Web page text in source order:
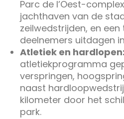
Parc de l’Oest-
jachthaven van de
zeilwedstrijden, en
deelnemers uitdagen
Atletiek en hardlopen:
atletiekprogramma
verspringen,
naast
kilometer door het
park.